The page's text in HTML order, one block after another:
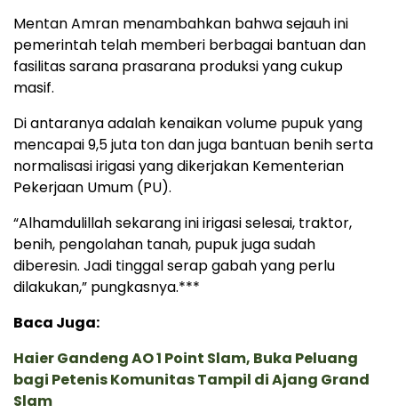
Mentan Amran menambahkan bahwa sejauh ini
pemerintah telah memberi berbagai bantuan dan
fasilitas sarana prasarana produksi yang cukup
masif.
Di antaranya adalah kenaikan volume pupuk yang
mencapai 9,5 juta ton dan juga bantuan benih serta
normalisasi irigasi yang dikerjakan Kementerian
Pekerjaan Umum (PU).
“Alhamdulillah sekarang ini irigasi selesai, traktor,
benih, pengolahan tanah, pupuk juga sudah
diberesin. Jadi tinggal serap gabah yang perlu
dilakukan,” pungkasnya.***
Baca Juga:
Haier Gandeng AO 1 Point Slam, Buka Peluang
bagi Petenis Komunitas Tampil di Ajang Grand
Slam